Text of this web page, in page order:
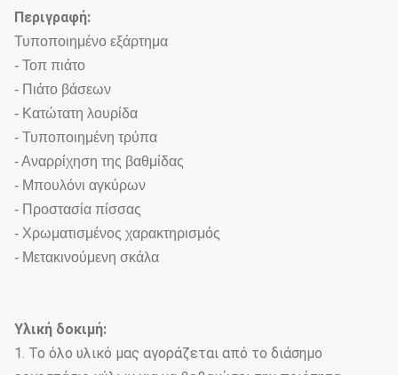
Περιγραφή:
Τυποποιημένο εξάρτημα
- Τοπ πιάτο
- Πιάτο βάσεων
- Κατώτατη λουρίδα
- Τυποποιημένη τρύπα
- Αναρρίχηση της βαθμίδας
- Μπουλόνι αγκύρων
- Προστασία πίσσας
- Χρωματισμένος χαρακτηρισμός
- Μετακινούμενη σκάλα
Υλική δοκιμή:
1. Το όλο υλικό μας αγοράζεται από το διάσημο